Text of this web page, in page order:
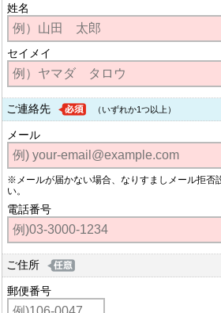
姓名
セイメイ
ご連絡先 （いずれか1つ以上）
メール
※メールが届かない場合、なりすましメール拒否
い。
電話番号
ご住所
郵便番号